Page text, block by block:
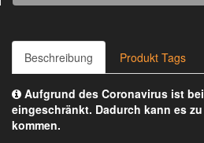
Beschreibung Produkt Tags
Aufgrund des Coronavirus ist
eingeschränkt. Dadurch kann es
kommen.